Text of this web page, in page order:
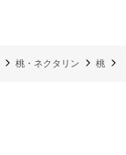
桃・ネクタリン 桃